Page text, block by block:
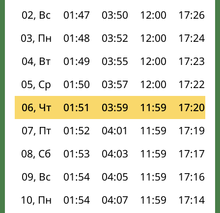
02, Вс
01:47 03:50 12:00 17:26
03, Пн
01:48 03:52 12:00 17:24
04, Вт
01:49 03:55 12:00 17:23
05, Ср
01:50 03:57 12:00 17:22
06, Чт
01:51 03:59 11:59 17:20
07, Пт
01:52 04:01 11:59 17:19
08, Сб
01:53 04:03 11:59 17:17
09, Вс
01:54 04:05 11:59 17:16
10, Пн
01:54 04:07 11:59 17:14